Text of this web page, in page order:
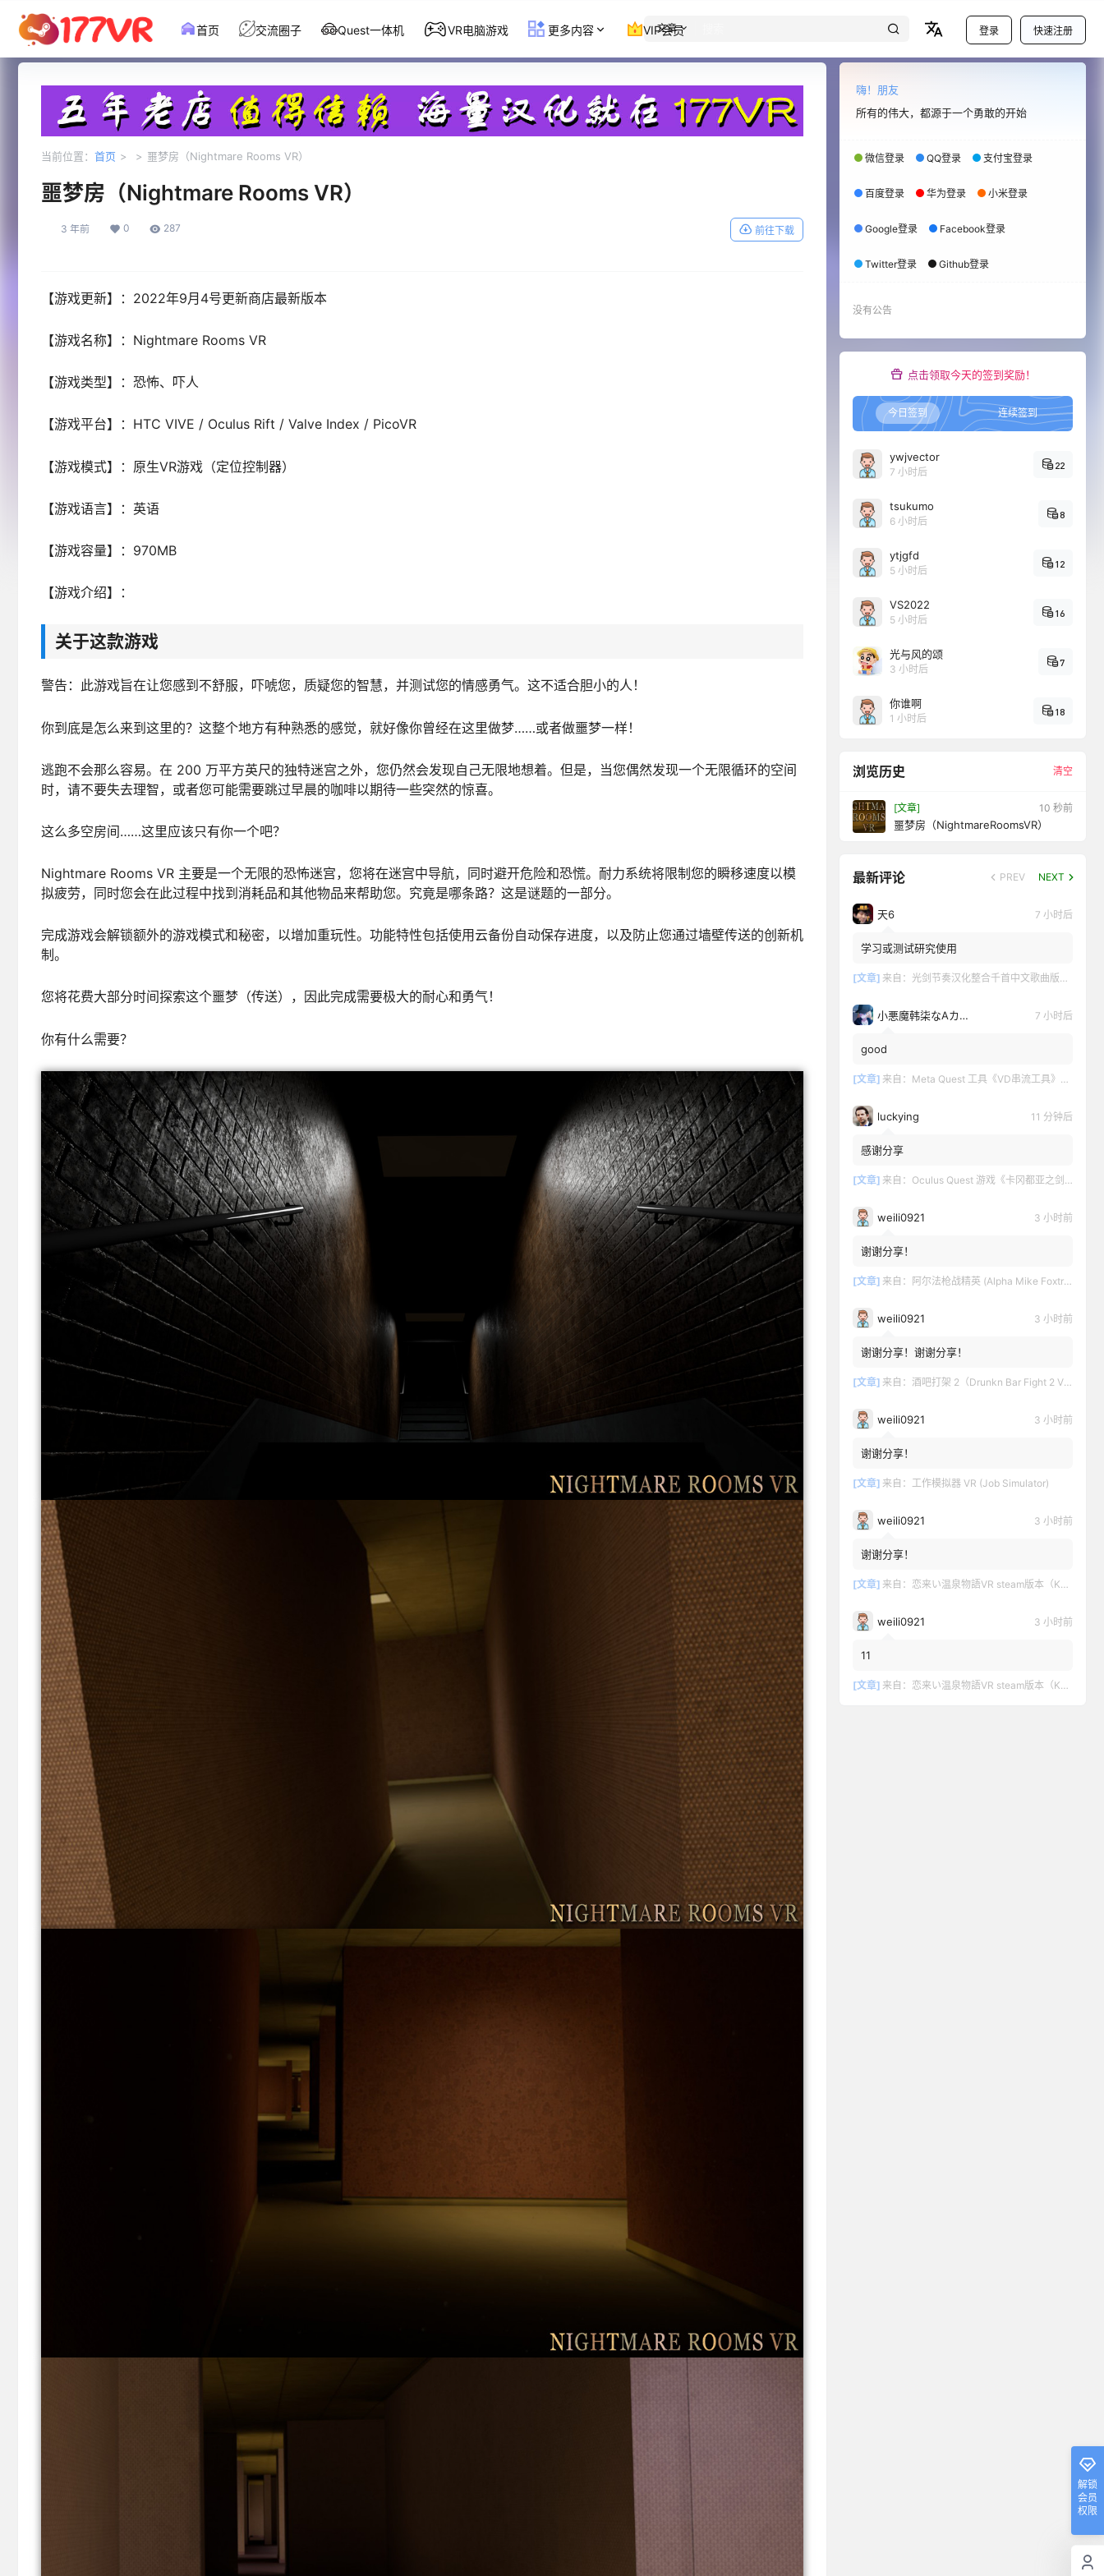
文章 登录 快速注册
首页 交流圈子 Quest一体机 VR电脑游戏 更多内容 VIP会员
当前位置： 首页 > > 噩梦房（Nightmare Rooms VR）
噩梦房（Nightmare Rooms VR）
3 年前 0 287 前往下载
【游戏更新】：2022年9月4号更新商店最新版本
【游戏名称】：Nightmare Rooms VR
【游戏类型】：恐怖、吓人
【游戏平台】：HTC VIVE / Oculus Rift / Valve Index / PicoVR
【游戏模式】：原生VR游戏（定位控制器）
【游戏语言】：英语
【游戏容量】：970MB
【游戏介绍】：
关于这款游戏
警告：此游戏旨在让您感到不舒服，吓唬您，质疑您的智慧，并测试您的情感勇气。这不适合胆小的人！
你到底是怎么来到这里的？这整个地方有种熟悉的感觉，就好像你曾经在这里做梦……或者做噩梦一样！
逃跑不会那么容易。在 200 万平方英尺的独特迷宫之外，您仍然会发现自己无限地想着。但是，当您偶然发现一个无限循环的空间
时，请不要失去理智，或者您可能需要跳过早晨的咖啡以期待一些突然的惊喜。
这么多空房间……这里应该只有你一个吧？
Nightmare Rooms VR 主要是一个无限的恐怖迷宫，您将在迷宫中导航，同时避开危险和恐慌。耐力系统将限制您的瞬移速度以模
拟疲劳，同时您会在此过程中找到消耗品和其他物品来帮助您。究竟是哪条路？这是谜题的一部分。
完成游戏会解锁额外的游戏模式和秘密，以增加重玩性。功能特性包括使用云备份自动保存进度，以及防止您通过墙壁传送的创新机
制。
您将花费大部分时间探索这个噩梦（传送），因此完成需要极大的耐心和勇气！
你有什么需要？
嗨！朋友
所有的伟大，都源于一个勇敢的开始
微信登录 QQ登录 支付宝登录
百度登录 华为登录 小米登录
Google登录 Facebook登录
Twitter登录 Github登录
没有公告
点击领取今天的签到奖励！
今日签到 连续签到
ywjvector
7 小时后
22
tsukumo
6 小时后
8
ytjgfd
5 小时后
12
VS2022
5 小时后
16
光与风的颂
3 小时后
7
你谁啊
1 小时后
18
浏览历史 清空
[文章] 12 秒前
噩梦房（NightmareRoomsVR）
最新评论 PREV NEXT
天6 7 小时后
学习或测试研究使用
[文章] 来自： 光剑节奏汉化整合千首中文歌曲版（Beat Saber VR）全DLC解锁懒人带自定义歌曲版
小悪魔韩柒なAカップ魅 7 小时后
good
[文章] 来自： Meta Quest 工具《VD串流工具》Virtual Desktop 破解版
luckying 11 分钟后
感谢分享
[文章] 来自： Oculus Quest 游戏《卡冈都亚之剑》Swords of Gargantua
weili0921 3 小时前
谢谢分享！
[文章] 来自： 阿尔法枪战精英 (Alpha Mike Foxtrot VR – AMF VR)
weili0921 3 小时前
谢谢分享！谢谢分享！
[文章] 来自： 酒吧打架 2（Drunkn Bar Fight 2 VR）
weili0921 3 小时前
谢谢分享！
[文章] 来自： 工作模拟器 VR (Job Simulator)
weili0921 3 小时前
谢谢分享！
[文章] 来自： 恋来い温泉物語VR steam版本（KoiKoiMonogatari VR）
weili0921 3 小时前
11
[文章] 来自： 恋来い温泉物語VR steam版本（KoiKoiMonogatari VR）
解锁
会员
权限